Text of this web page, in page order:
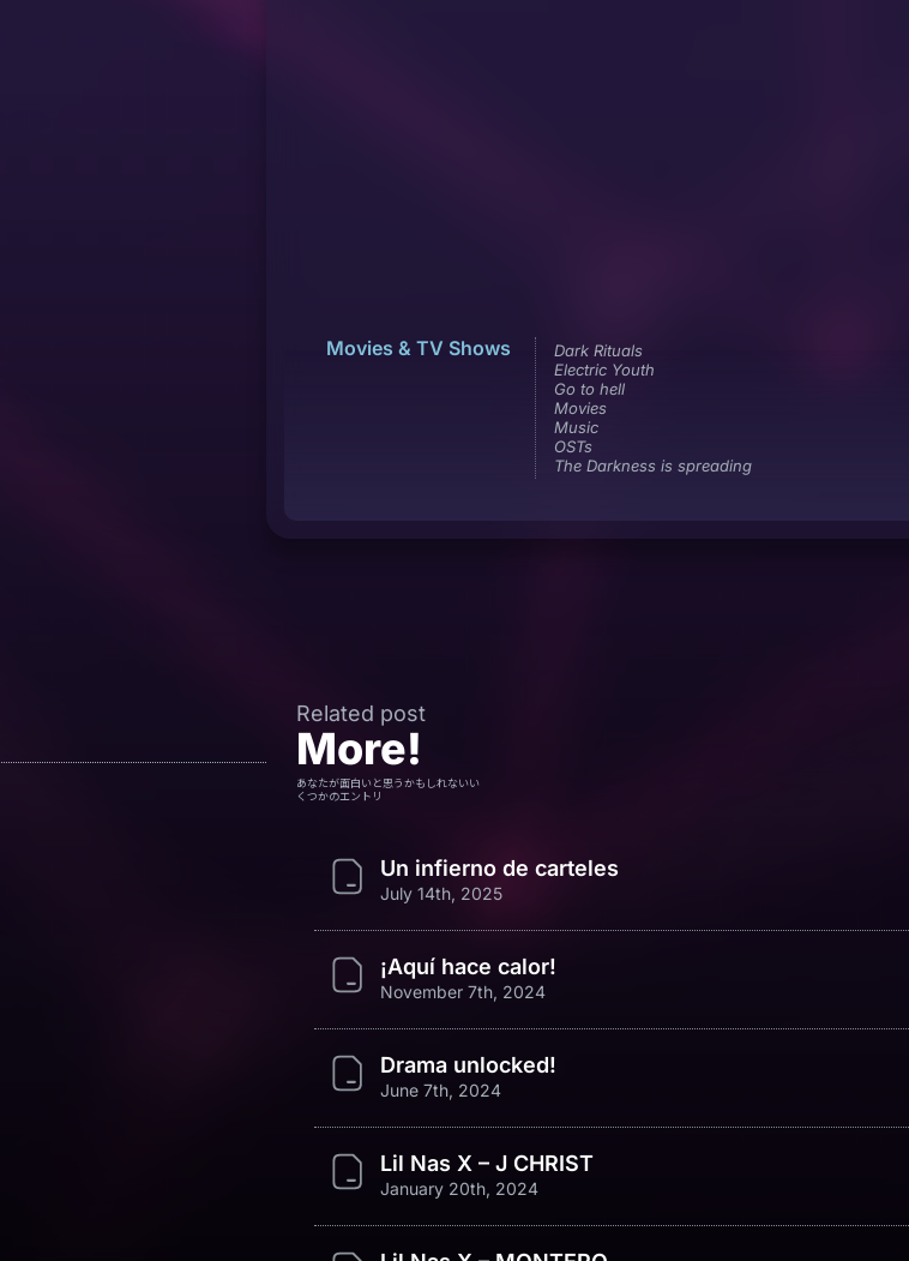
Movies & TV Shows
Dark Rituals
Electric Youth
Go to hell
Movies
Music
OSTs
The Darkness is spreading
Related post
More!
あなたが面白いと思うかもしれないい
くつかのエントリ
Un infierno de carteles
July 14th, 2025
¡Aquí hace calor!
November 7th, 2024
Drama unlocked!
June 7th, 2024
Lil Nas X – J CHRIST
January 20th, 2024